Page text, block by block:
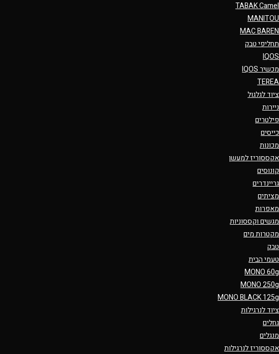
TABAK Camel
MANITOU
MAC BAREN
תחליפי טבק
IQOS
מכשיר IQOS
TEREA
ציוד לגלגול
ניירות
פילטרים
כייסים
מכונות
אקססוריז למעשן
קונוסים
גריינדרים
מציתים
מאפרות
מגשים וקססוניות
מקטרות מים
טבק
טעמי הבית
MONO 60g
MONO 250g
MONO BLACK 125g
ציוד לנרגילות
גחלים
מנגלים
אקססוריז לנרגילות